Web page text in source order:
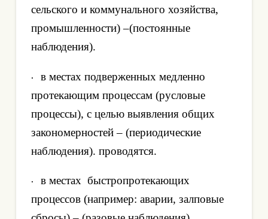
сельского и коммунального хозяйства,
промышленности) –(постоянные
наблюдения).
·
в местах подверженных медленно
протекающим процессам (русловые
процессы), с целью выявления общих
закономерностей – (периодические
наблюдения). проводятся.
· в местах быстропротекающих
процессов (например: аварии, залповые